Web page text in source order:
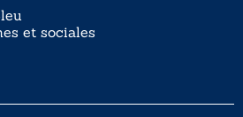
et sociales